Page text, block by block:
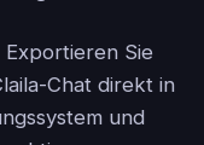
Sie
Chat direkt in
und